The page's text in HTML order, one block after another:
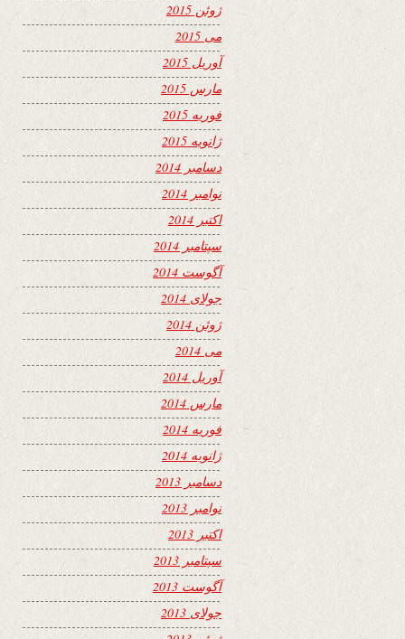
ژوئن 2015
می 2015
آوریل 2015
مارس 2015
فوریه 2015
ژانویه 2015
دسامبر 2014
نوامبر 2014
اکتبر 2014
سپتامبر 2014
آگوست 2014
جولای 2014
ژوئن 2014
می 2014
آوریل 2014
مارس 2014
فوریه 2014
ژانویه 2014
دسامبر 2013
نوامبر 2013
اکتبر 2013
سپتامبر 2013
آگوست 2013
جولای 2013